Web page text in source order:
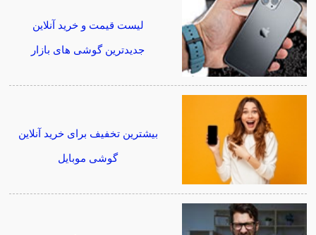
لیست قیمت و خرید آنلاین
جدیدترین گوشی های بازار
بیشترین تخفیف برای خرید آنلاین
گوشی موبایل